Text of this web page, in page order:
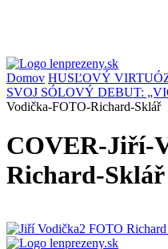
Domov HUSĽOVÝ
SVOJ SÓLOVÝ DEBUT:
Vodička-FOTO-Richard-Sklář
COVER-Jiří-
Richard-Sklář